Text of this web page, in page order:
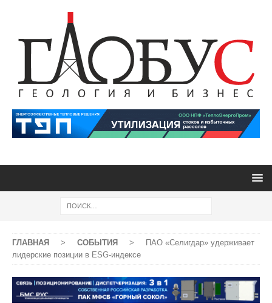
ГЛАВНАЯ > СОБЫТИЯ >
ПАО «Селигдар» удерживает
лидерские позиции в ESG-индексе